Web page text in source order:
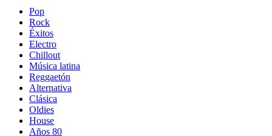
Pop
Rock
Éxitos
Electro
Chillout
Música latina
Reggaetón
Alternativa
Clásica
Oldies
House
Años 80